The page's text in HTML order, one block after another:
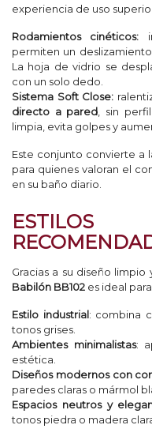
experiencia de uso
Rodamientos cinéticos:
permiten un deslizamiento
La hoja de vidrio se
con un solo dedo.
Sistema Soft Close:
directo a pared , sin
limpia, evita golpes y
Este conjunto convierte a
para quienes valoran el
en su baño diario.
Gracias a su diseño
Babilón BB102 es ideal
Estilo industrial: combina
tonos grises.
Ambientes minimalistas:
estética.
Diseños modernos con
paredes claras o mármol
Espacios neutros y
tonos piedra o madera